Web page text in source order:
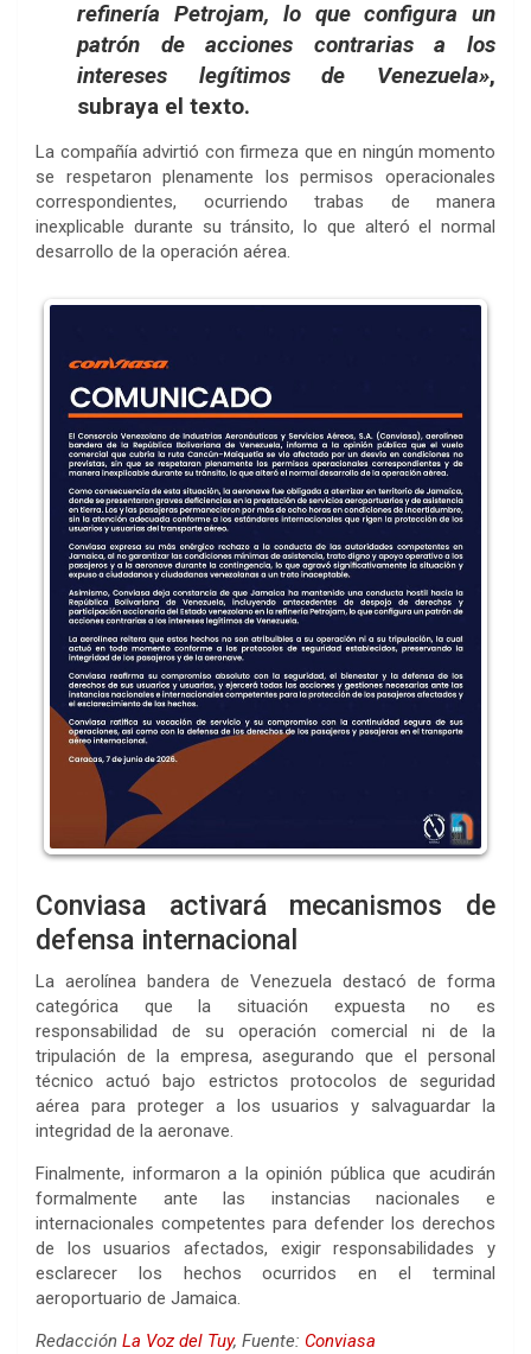
refinería Petrojam, lo que configura un
patrón de acciones contrarias a los
intereses legítimos de Venezuela»,
subraya el texto.
La compañía advirtió con firmeza que en ningún momento
se respetaron plenamente los permisos operacionales
correspondientes, ocurriendo trabas de manera
inexplicable durante su tránsito, lo que alteró el normal
desarrollo de la operación aérea.
Conviasa activará mecanismos de
defensa internacional
La aerolínea bandera de Venezuela destacó de forma
categórica que la situación expuesta no es
responsabilidad de su operación comercial ni de la
tripulación de la empresa, asegurando que el personal
técnico actuó bajo estrictos protocolos de seguridad
aérea para proteger a los usuarios y salvaguardar la
integridad de la aeronave.
Finalmente, informaron a la opinión pública que acudirán
formalmente ante las instancias nacionales e
internacionales competentes para defender los derechos
de los usuarios afectados, exigir responsabilidades y
esclarecer los hechos ocurridos en el terminal
aeroportuario de Jamaica.
Redacción La Voz del Tuy, Fuente: Conviasa